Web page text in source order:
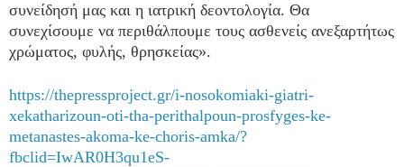
συνείδησή μας και η ιατρική δεοντολογία. Θα
συνεχίσουμε να περιθάλπουμε τους ασθενείς ανεξαρτήτως
χρώματος, φυλής, θρησκείας».
https://thepressproject.gr/i-nosokomiaki-giatri-
xekatharizoun-oti-tha-perithalpoun-prosfyges-ke-
metanastes-akoma-ke-choris-amka/?
fbclid=IwAR0H3qu1eS-